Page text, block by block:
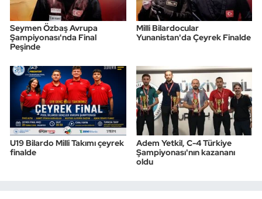
Seymen Özbaş Avrupa
Şampiyonası'nda Final
Peşinde
Milli Bilardocular
Yunanistan'da Çeyrek Finalde
U19 Bilardo Milli Takımı çeyrek
finalde
Adem Yetkil, C-4 Türkiye
Şampiyonası'nın kazananı
oldu